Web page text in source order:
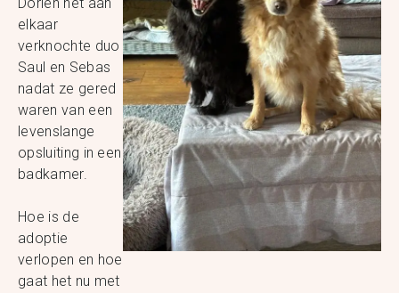
elkaar
verknochte duo
Saul en Sebas
nadat ze gered
waren van een
levenslange
opsluiting in een
badkamer.
Hoe is de
adoptie
verlopen en hoe
gaat het nu met